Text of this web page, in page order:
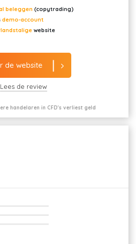
beleggen (copytrading)
demo-account
website
de website
Lees de review
handelaren in CFD's verliest geld